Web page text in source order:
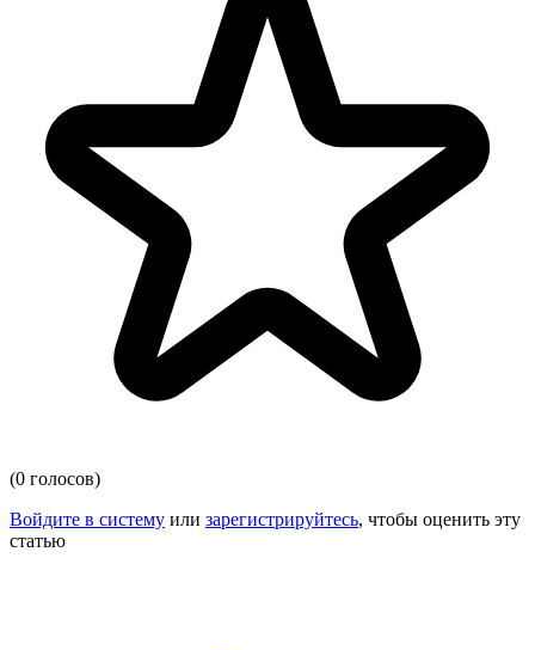
(0 голосов)
Войдите в систему или зарегистрируйтесь, чтобы оценить эту
статью